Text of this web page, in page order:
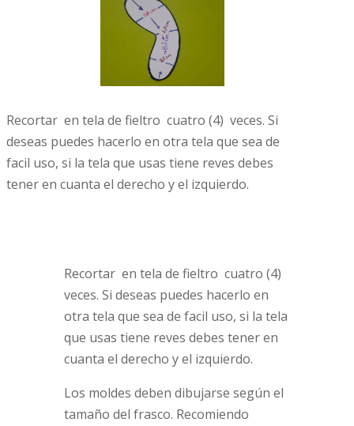
Recortar en tela de fieltro cuatro (4) veces. Si
deseas puedes hacerlo en otra tela que sea de
facil uso, si la tela que usas tiene reves debes
tener en cuanta el derecho y el izquierdo.
Recortar en tela de fieltro cuatro (4)
veces. Si deseas puedes hacerlo en
otra tela que sea de facil uso, si la tela
que usas tiene reves debes tener en
cuanta el derecho y el izquierdo.
Los moldes deben dibujarse según el
tamaño del frasco. Recomiendo